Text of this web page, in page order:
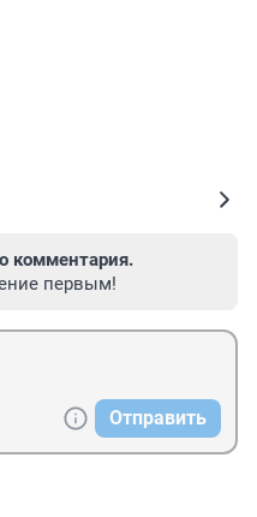
комментария.
первым!
Отправить